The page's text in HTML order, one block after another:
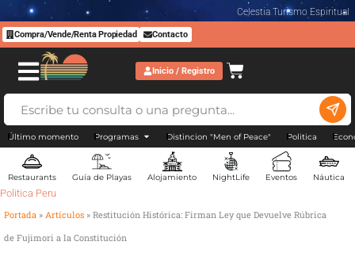
Celestia Turismo Espiritual
Compra/Vende/Renta Propiedad Contacto
Inicio / Registro
Último momento Programas Distincion "Men of Peace" Politica
Restaurants Guía de Playas Alojamiento NightLife Eventos Náutica
Politica Peru
Portada » Artículos » Restitución Histórica: Firman Ley que Devuelve Rúbrica
de Fujimori a la Constitución